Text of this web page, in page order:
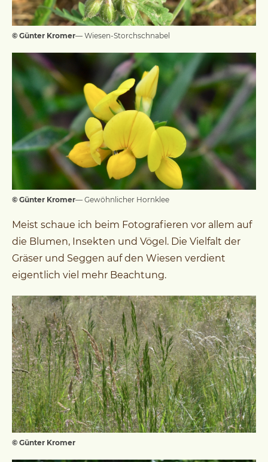
© Günter Kromer— Wiesen-Storchschnabel
© Günter Kromer— Gewöhnlicher Hornklee
Meist schaue ich beim Fotografieren vor allem auf
die Blumen, Insekten und Vögel. Die Vielfalt der
Gräser und Seggen auf den Wiesen verdient
eigentlich viel mehr Beachtung.
© Günter Kromer